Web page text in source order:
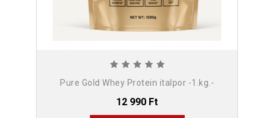
Pure Gold Whey Protein italpor -1.kg.-
12 990 Ft